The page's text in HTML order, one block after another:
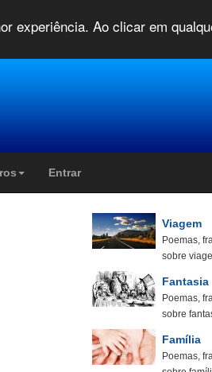
experiência. Ao clicar em
Entrar
Viagem
Poemas,
sobre
Fantasia
Poemas,
sobre
Família
Poemas,